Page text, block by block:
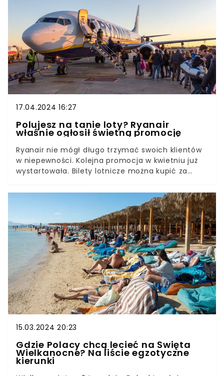
17.04.2024 16:27
Polujesz na tanie loty? Ryanair
właśnie ogłosił świetną promocję
Ryanair nie mógł długo trzymać swoich klientów
w niepewności. Kolejna promocja w kwietniu już
wystartowała. Bilety lotnicze można kupić za
wybierzemy lotnisko startowe, kierunki mogą
znacznie się od siebie różnić. Mnóstwo propozycji
oferuje znane warszawskie lotnisko.Jak skorzystać
z promocji i jakie trzeba spełnić warunki?
Podpowiadamy.
15.03.2024 20:23
Gdzie Polacy chcą lecieć na Święta
Wielkanocne? Na liście egzotyczne
kierunki